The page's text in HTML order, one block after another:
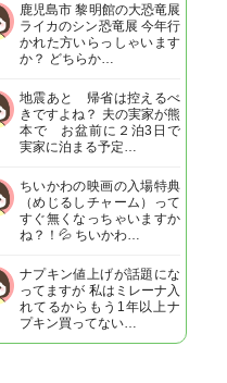
鹿児島市 黎明館の大恐竜展
ライカのシン恐竜展 今年行
かれた方いらっしゃいます
か？ どちらか…
地震あと 帰省は控えるべ
きですよね？ 夫の実家が熊
本で お盆前に２泊3日で
実家に泊まる予定…
ちいかわの映画の入場特典
（めじるしチャーム）って
すぐ無くなっちゃいますか
ね？！💦 ちいかわ…
ナプキン値上げが話題にな
ってますが 私はミレーナ入
れてるからもう1年以上ナ
プキン買ってない…